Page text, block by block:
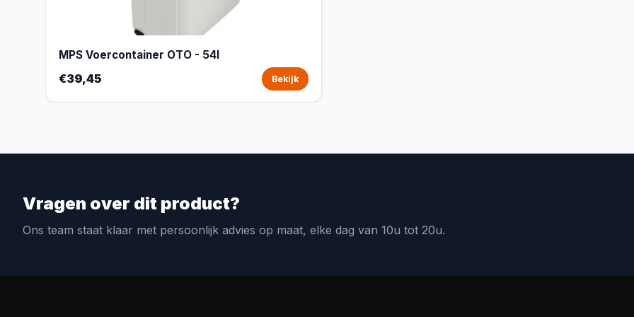
MPS Voercontainer OTO - 54l
€39,45 Bekijk
Vragen over dit product?
Ons team staat klaar met persoonlijk advies op maat, elke dag van 10u tot 20u.